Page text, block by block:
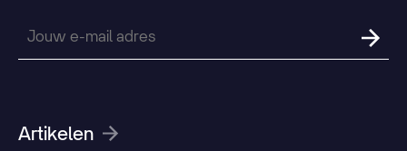
Artikelen